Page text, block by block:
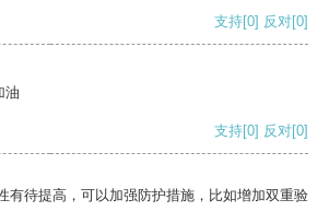
支持[0] 反对[0]
油
支持[0] 反对[0]
有待提高，可以加强防护措施，比如增加双重验